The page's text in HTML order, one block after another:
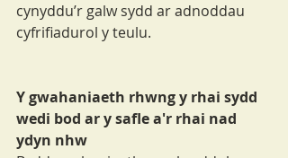
cynyddu’r galw sydd ar adnoddau
cyfrifiadurol y teulu.
Y gwahaniaeth rhwng y rhai sydd
wedi bod ar y safle a'r rhai nad
ydyn nhw